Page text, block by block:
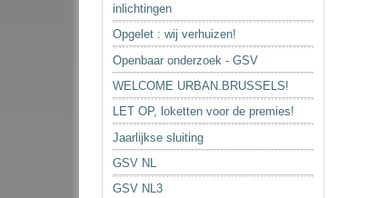
inlichtingen
Opgelet : wij verhuizen!
Openbaar onderzoek - GSV
WELCOME URBAN.BRUSSELS!
LET OP, loketten voor de premies!
Jaarlijkse sluiting
GSV NL
GSV NL3